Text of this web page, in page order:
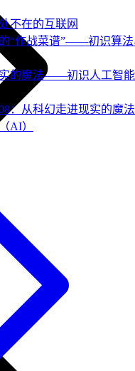
不在的互联网
“作战菜谱”——初识算
的魔法——初识人工智能
：从科幻走进现实的魔法
AI）